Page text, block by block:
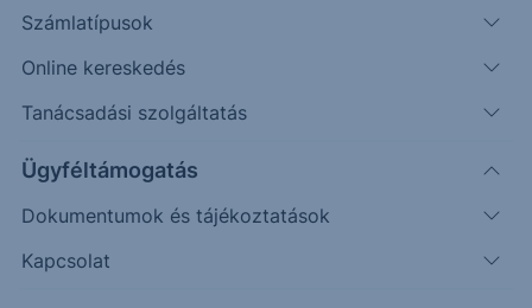
Számlatípusok
Online kereskedés
Tanácsadási szolgáltatás
Ügyféltámogatás
Dokumentumok és tájékoztatások
Kapcsolat
147.0000
147.7500